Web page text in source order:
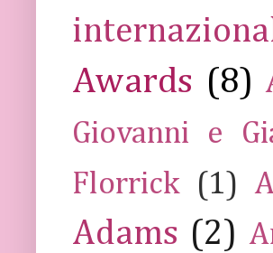
Awards (8)
Giovanni e
Florrick
(1)
Adams (2)